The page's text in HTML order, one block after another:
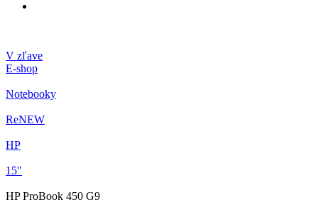
V zľave
E-shop
Notebooky
ReNEW
HP
15"
HP ProBook 450 G9